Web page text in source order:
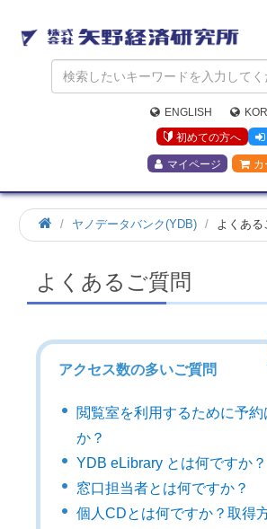
矢
野
経
済
研
究
所
ENGLISH
初めての方へ
マイページ カ
ヤノデータバンク(YDB) よくある
よくあるご質問
アクセス数の多いご質問
閲覧室を利用するために予約
か？
YDB eLibrary とは何ですか？
窓口担当者とは何ですか？
個人CDとは何ですか？取得